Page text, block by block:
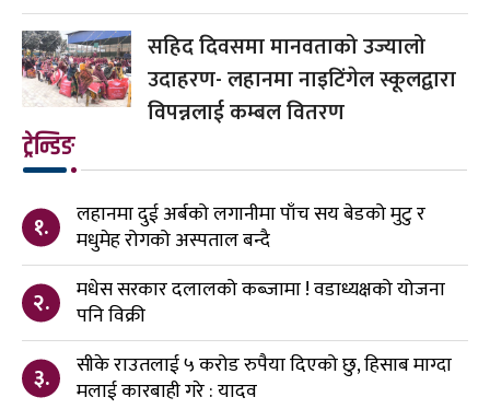
सहिद दिवसमा मानवताको उज्यालो
उदाहरण- लहानमा नाइटिंगेल स्कूलद्वारा
विपन्नलाई कम्बल वितरण
ट्रेन्डिङ
१.
लहानमा दुई अर्बको लगानीमा पाँच सय बेडको मुटु र
मधुमेह रोगको अस्पताल बन्दै
२.
मधेस सरकार दलालको कब्जामा ! वडाध्यक्षको योजना
पनि विक्री
३.
सीके राउतलाई ५ करोड रुपैया दिएको छु, हिसाब माग्दा
मलाई कारबाही गरे : यादव